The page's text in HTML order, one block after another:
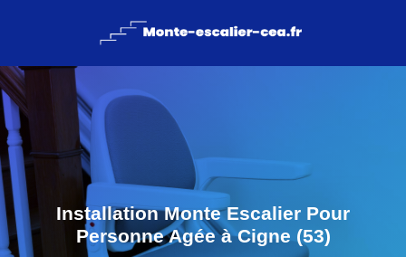
Installation Monte Escalier Pour
Personne Agée à Cigne (53)